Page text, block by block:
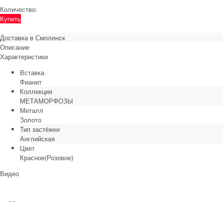
Количество:
Купить
Доставка в Смоленск
Описание
Характеристики
Вставка
Фианит
Коллекция
МЕТАМОРФОЗЫ
Металл
Золото
Тип застёжки
Английская
Цвет
Красное(Розовое)
Видео